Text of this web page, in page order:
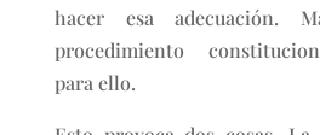
hacer esa adecuación.
procedimiento
para ello.